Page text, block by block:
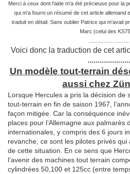
Merci à ceux dont l'aide m'a été précieuse pour la
qui m'a fourni un résumé de cet article allemand
traduit en détail. Sans oublier Patrice qui m'avait
Marc (celui des
Voici donc la traduction de cet
Un modèle tout-terrain
aussi chez
Lorsque Hercules a pris la décision de
tout-terrain en fin de saison 1967,
façon mitigée. Car la conséquence
places pour l’Allemagne aux palmarès
internationales, y compris des 6 jours
revanche, ce sont les pilotes privés
de cette situation. En ce sens que
l’avenir des machines tout terrain
cylindrées 50,100 et 125cc (entre